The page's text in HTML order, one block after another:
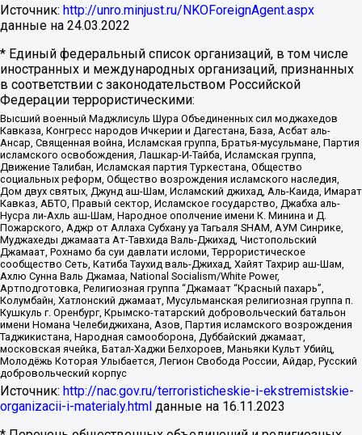
Источник: http://unro.minjust.ru/NKOForeignAgent.aspx
данные на 24.03.2022
* Единый федеральный список организаций, в том числе
иностранных и международных организаций, признанных
в соответствии с законодательством Российской
Федерации террористическими:
Высший военный Маджлисуль Шура Объединенных сил моджахедов
Кавказа, Конгресс народов Ичкерии и Дагестана, База, Асбат аль-
Ансар, Священная война, Исламская группа, Братья-мусульмане, Партия
исламского освобождения, Лашкар-И-Тайба, Исламская группа,
Движение Талибан, Исламская партия Туркестана, Общество
социальных реформ, Общество возрождения исламского наследия,
Дом двух святых, Джунд аш-Шам, Исламский джихад, Аль-Каида, Имарат
Кавказ, АБТО, Правый сектор, Исламское государство, Джабха аль-
Нусра ли-Ахль аш-Шам, Народное ополчение имени К. Минина и Д.
Пожарского, Аджр от Аллаха Субхану уа Тагьаля SHAM, АУМ Синрике,
Муджахеды джамаата Ат-Тавхида Валь-Джихад, Чистопольский
Джамаат, Рохнамо ба суи давлати исломи, Террористическое
сообщество Сеть, Катиба Таухид валь-Джихад, Хайят Тахрир аш-Шам,
Ахлю Сунна Валь Джамаа, National Socialism/White Power,
Артподготовка, Религиозная группа “Джамаат “Красный пахарь”,
Колумбайн, Хатлонский джамаат, Мусульманская религиозная группа п.
Кушкуль г. Оренбург, Крымско-татарский добровольческий батальон
имени Номана Челебиджихана, Азов, Партия исламского возрождения
Таджикистана, Народная самооборона, Дуббайский джамаат,
московская ячейка, Батал-Хаджи Белхороев, Маньяки Культ Убийц,
Молодёжь Которая Улыбается, Легион Свобода России, Айдар, Русский
добровольческий корпус
Источник: http://nac.gov.ru/terroristicheskie-i-ekstremistskie-
organizacii-i-materialy.html данные на 16.11.2023